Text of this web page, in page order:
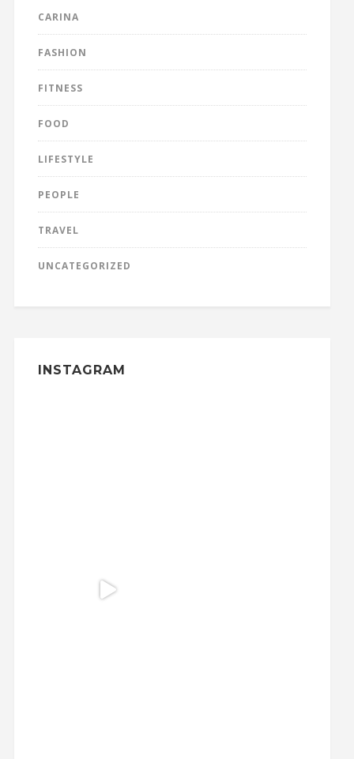
CARINA
FASHION
FITNESS
FOOD
LIFESTYLE
PEOPLE
TRAVEL
UNCATEGORIZED
INSTAGRAM